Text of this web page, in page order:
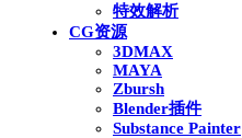
特效解析
CG资源
3DMAX
MAYA
Zbursh
Blender插件
Substance Painter